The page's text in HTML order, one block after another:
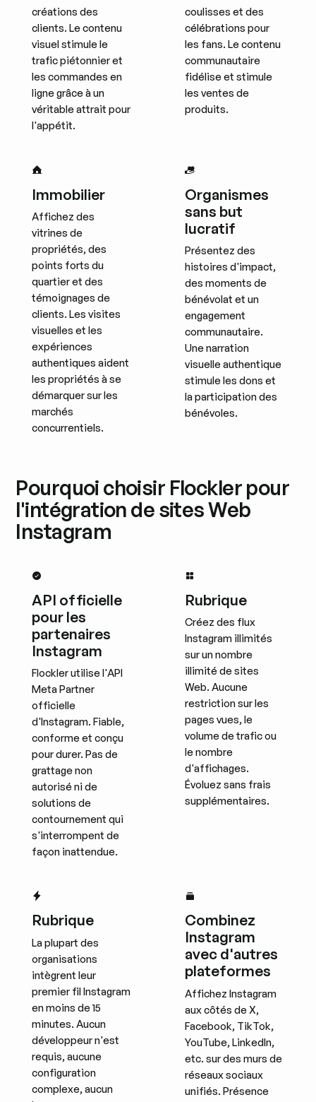
créations des
clients. Le contenu
visuel stimule le
trafic piétonnier et
les commandes en
ligne grâce à un
véritable attrait pour
l'appétit.
coulisses et des
célébrations pour
les fans. Le contenu
communautaire
fidélise et stimule
les ventes de
produits.
Immobilier
Affichez des
vitrines de
propriétés, des
points forts du
quartier et des
témoignages de
clients. Les visites
visuelles et les
expériences
authentiques aident
les propriétés à se
démarquer sur les
marchés
concurrentiels.
Organismes
sans but
lucratif
Présentez des
histoires d'impact,
des moments de
bénévolat et un
engagement
communautaire.
Une narration
visuelle authentique
stimule les dons et
la participation des
bénévoles.
Pourquoi choisir Flockler pour
l'intégration de sites Web
Instagram
API officielle
pour les
partenaires
Instagram
Flockler utilise l'API
Meta Partner
officielle
d'Instagram. Fiable,
conforme et conçu
pour durer. Pas de
grattage non
autorisé ni de
solutions de
contournement qui
s'interrompent de
façon inattendue.
Rubrique
Créez des flux
Instagram illimités
sur un nombre
illimité de sites
Web. Aucune
restriction sur les
pages vues, le
volume de trafic ou
le nombre
d'affichages.
Évoluez sans frais
supplémentaires.
Rubrique
La plupart des
organisations
intègrent leur
premier fil Instagram
en moins de 15
minutes. Aucun
développeur n'est
requis, aucune
configuration
complexe, aucun
Combinez
Instagram
avec d'autres
plateformes
Affichez Instagram
aux côtés de X,
Facebook, TikTok,
YouTube, LinkedIn,
etc. sur des murs de
réseaux sociaux
unifiés. Présence